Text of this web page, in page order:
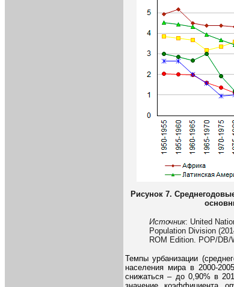
Рисунок 7.
Источник: United
Population Division
ROM Edition. POP/DB/
Темпы урбанизации
населения мира в 2000-
снижаться – до 0,90% в